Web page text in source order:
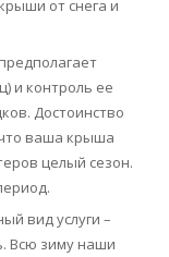
от снега и
и контроль ее
Достоинство
ваша крыша
целый сезон.
вид услуги –
Всю зиму наши